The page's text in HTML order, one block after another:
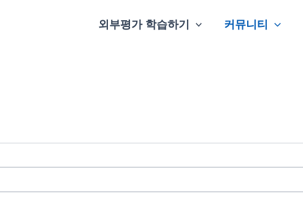
외부평가 학습하기 커뮤니티